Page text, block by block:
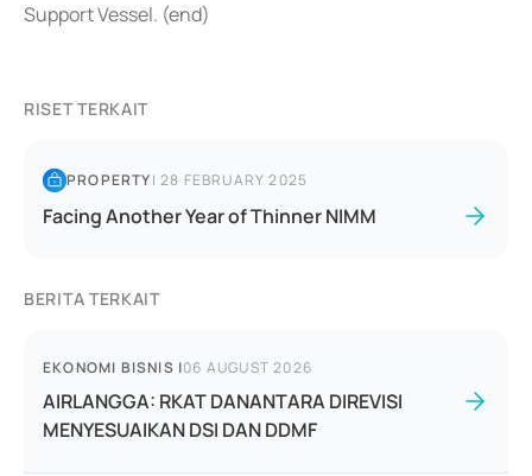
Support Vessel. (end)
RISET TERKAIT
PROPERTY|28 FEBRUARY 2025
Facing Another Year of Thinner NIMM
BERITA TERKAIT
EKONOMI BISNIS |06 AUGUST 2026
AIRLANGGA: RKAT DANANTARA DIREVISI
MENYESUAIKAN DSI DAN DDMF